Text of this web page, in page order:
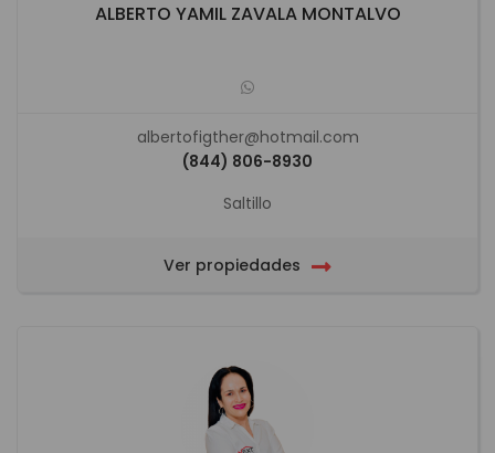
ALBERTO YAMIL ZAVALA MONTALVO
albertofigther@hotmail.com
(844) 806-8930
Saltillo
Ver propiedades